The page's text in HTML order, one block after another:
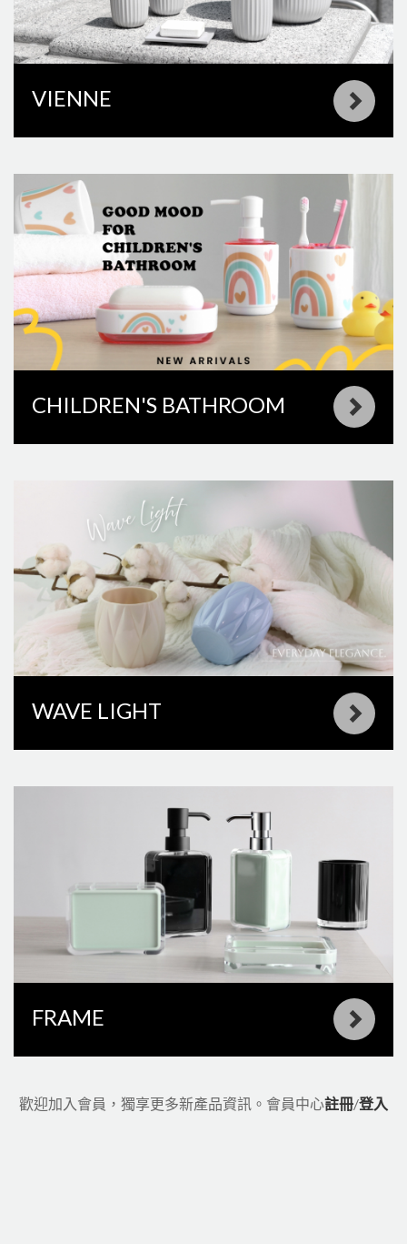
VIENNE
CHILDREN'S BATHROOM
WAVE LIGHT
FRAME
歡迎加入會員，獨享更多新產品資訊。 會員中心註冊/登入